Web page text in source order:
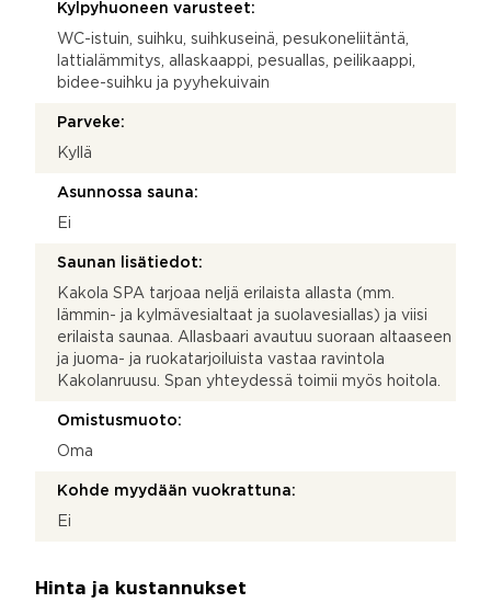
Kylpyhuoneen varusteet:
WC-istuin, suihku, suihkuseinä, pesukoneliitäntä,
lattialämmitys, allaskaappi, pesuallas, peilikaappi,
bidee-suihku ja pyyhekuivain
Parveke:
Kyllä
Asunnossa sauna:
Ei
Saunan lisätiedot:
Kakola SPA tarjoaa neljä erilaista allasta (mm.
lämmin- ja kylmävesialtaat ja suolavesiallas) ja viisi
erilaista saunaa. Allasbaari avautuu suoraan altaaseen
ja juoma- ja ruokatarjoiluista vastaa ravintola
Kakolanruusu. Span yhteydessä toimii myös hoitola.
Omistusmuoto:
Oma
Kohde myydään vuokrattuna:
Ei
Hinta ja kustannukset